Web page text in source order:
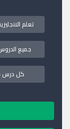
تعلم
جميع
كل درس فيه 5 اختبارات تفاعلية